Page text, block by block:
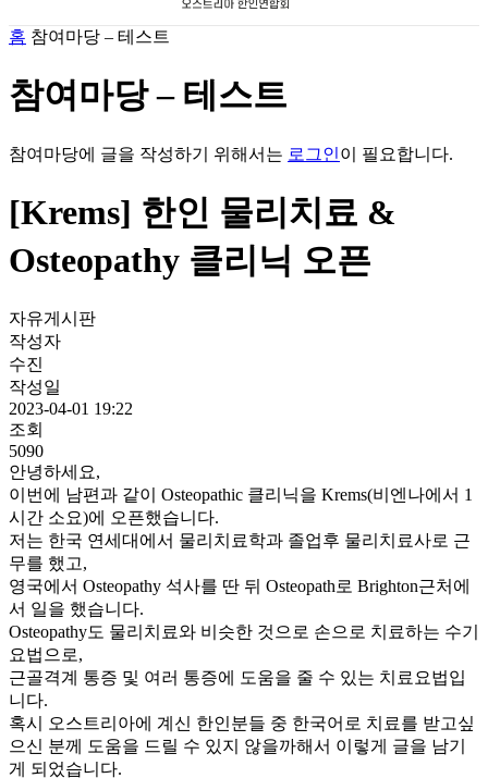
홈 참여마당 – 테스트
참여마당 – 테스트
참여마당에 글을 작성하기 위해서는 로그인이 필요합니다.
[Krems] 한인 물리치료 &
Osteopathy 클리닉 오픈
자유게시판
작성자
수진
작성일
2023-04-01 19:22
조회
5090
안녕하세요,
이번에 남편과 같이 Osteopathic 클리닉을 Krems(비엔나에서 1
시간 소요)에 오픈했습니다.
저는 한국 연세대에서 물리치료학과 졸업후 물리치료사로 근
무를 했고,
영국에서 Osteopathy 석사를 딴 뒤 Osteopath로 Brighton근처에
서 일을 했습니다.
Osteopathy도 물리치료와 비슷한 것으로 손으로 치료하는 수기
요법으로,
근골격계 통증 및 여러 통증에 도움을 줄 수 있는 치료요법입
니다.
혹시 오스트리아에 계신 한인분들 중 한국어로 치료를 받고싶
으신 분께 도움을 드릴 수 있지 않을까해서 이렇게 글을 남기
게 되었습니다.